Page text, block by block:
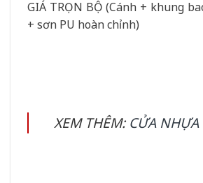
GIÁ TRỌN BỘ (Cánh + khung
+ sơn PU hoàn chỉnh)
XEM THÊM: CỬA NHỰA